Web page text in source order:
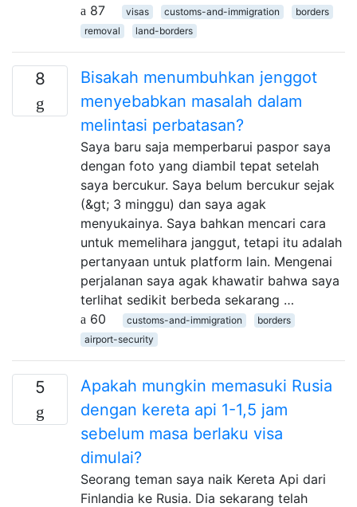
87
visas customs-and-immigration
borders
removal
land-borders
8
Bisakah menumbuhkan jenggot
menyebabkan masalah dalam
melintasi perbatasan?
Saya baru saja memperbarui paspor saya
dengan foto yang diambil tepat setelah
saya bercukur. Saya belum bercukur sejak
(&gt; 3 minggu) dan saya agak
menyukainya. Saya bahkan mencari cara
untuk memelihara janggut, tetapi itu adalah
pertanyaan untuk platform lain. Mengenai
perjalanan saya agak khawatir bahwa saya
terlihat sedikit berbeda sekarang …
60
customs-and-immigration
borders
airport-security
5
Apakah mungkin memasuki Rusia
dengan kereta api 1-1,5 jam
sebelum masa berlaku visa
dimulai?
Seorang teman saya naik Kereta Api dari
Finlandia ke Rusia. Dia sekarang telah